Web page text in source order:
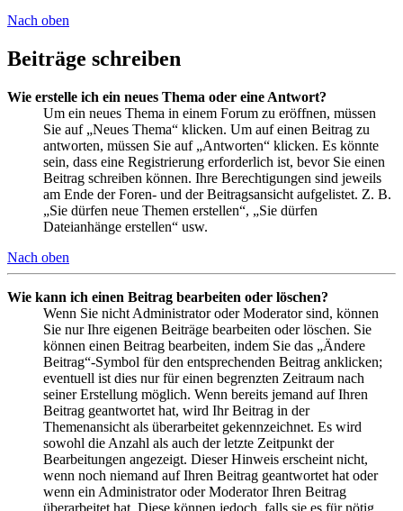
Nach oben
Beiträge schreiben
Wie erstelle ich ein neues Thema oder eine Antwort?
Um ein neues Thema in einem Forum zu eröffnen, müssen
Sie auf „Neues Thema“ klicken. Um auf einen Beitrag zu
antworten, müssen Sie auf „Antworten“ klicken. Es könnte
sein, dass eine Registrierung erforderlich ist, bevor Sie einen
Beitrag schreiben können. Ihre Berechtigungen sind jeweils
am Ende der Foren- und der Beitragsansicht aufgelistet. Z. B.
„Sie dürfen neue Themen erstellen“, „Sie dürfen
Dateianhänge erstellen“ usw.
Nach oben
Wie kann ich einen Beitrag bearbeiten oder löschen?
Wenn Sie nicht Administrator oder Moderator sind, können
Sie nur Ihre eigenen Beiträge bearbeiten oder löschen. Sie
können einen Beitrag bearbeiten, indem Sie das „Ändere
Beitrag“-Symbol für den entsprechenden Beitrag anklicken;
eventuell ist dies nur für einen begrenzten Zeitraum nach
seiner Erstellung möglich. Wenn bereits jemand auf Ihren
Beitrag geantwortet hat, wird Ihr Beitrag in der
Themenansicht als überarbeitet gekennzeichnet. Es wird
sowohl die Anzahl als auch der letzte Zeitpunkt der
Bearbeitungen angezeigt. Dieser Hinweis erscheint nicht,
wenn noch niemand auf Ihren Beitrag geantwortet hat oder
wenn ein Administrator oder Moderator Ihren Beitrag
überarbeitet hat. Diese können jedoch, falls sie es für nötig